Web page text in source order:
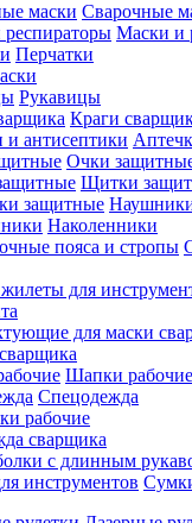
Сварочные
Маски и
Перчатки
Рукавицы
Краги
Очки
Щитки
Наколенники
Шапки рабочие
Спецодежда
рабочие
сварщика
с длинным